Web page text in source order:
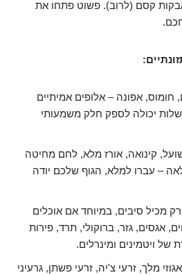
קסם (לרוב). פשוט פתחו את
חומוס, אפונה – אלופים אמיתיים
יכולה לספק חלק משמעותי
קינואה, אורז מלא, לחם מחיטה
– עברו למלא, הגוף שלכם יודה
מכיל סיבים, במיוחד אם אוכלים
אגסים, גזר, ברוקולי, תרד, פירות
ויטמינים ומינרלים.
מלך, זרעי צ'יה, זרעי פשתן, גרעיני